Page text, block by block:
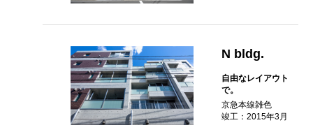
N bldg.
自由なレイアウト
で。
京急本線雑色
竣工：2015年3月